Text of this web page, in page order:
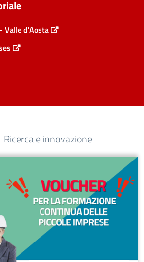
Valle d'Aosta
Ricerca e innovazione